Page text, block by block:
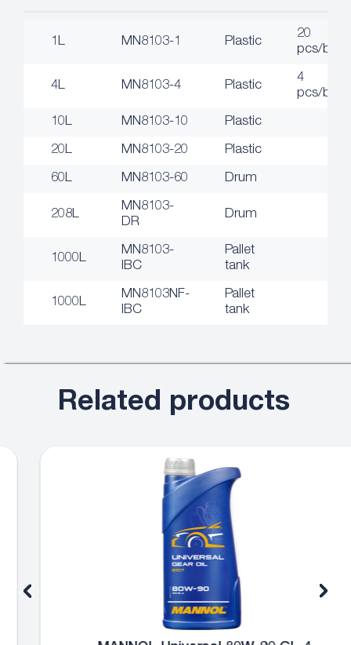
1L MN8103-1 Plastic
20
pcs/box
4L MN8103-4 Plastic
4
pcs/box
10L MN8103-10 Plastic
20L MN8103-20 Plastic
60L MN8103-60 Drum
208L
MN8103-
DR
Drum
1000L
MN8103-
IBC
Pallet
tank
1000L
MN8103NF-
IBC
Pallet
tank
Related products